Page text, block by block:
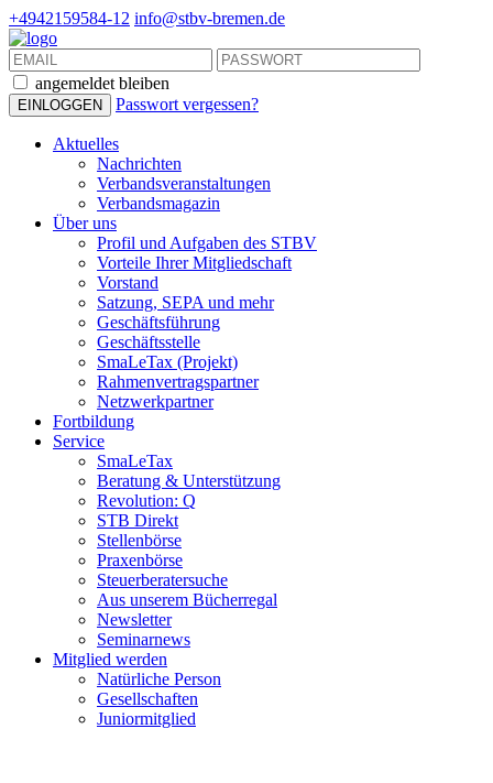
+4942159584-12 info@stbv-bremen.de
angemeldet bleiben
Passwort vergessen?
Aktuelles
Nachrichten
Verbandsveranstaltungen
Verbandsmagazin
Über uns
Profil und Aufgaben des STBV
Vorteile Ihrer Mitgliedschaft
Vorstand
Satzung, SEPA und mehr
Geschäftsführung
Geschäftsstelle
SmaLeTax (Projekt)
Rahmenvertragspartner
Netzwerkpartner
Fortbildung
Service
SmaLeTax
Beratung & Unterstützung
Revolution: Q
STB Direkt
Stellenbörse
Praxenbörse
Steuerberatersuche
Aus unserem Bücherregal
Newsletter
Seminarnews
Mitglied werden
Natürliche Person
Gesellschaften
Juniormitglied